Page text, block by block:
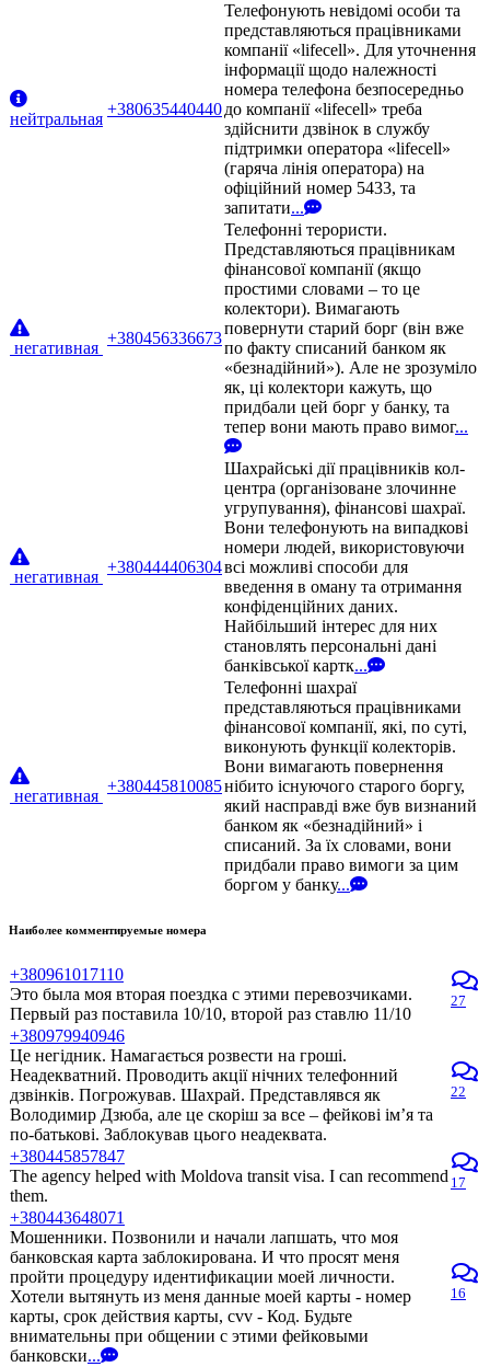
нейтральная
+380635440440
Телефонують невідомі особи та
представляються працівниками
компанії «lifecell». Для уточнення
інформації щодо належності
номера телефона безпосередньо
до компанії «lifecell» треба
здійснити дзвінок в службу
підтримки оператора «lifecell»
(гаряча лінія оператора) на
офіційний номер 5433, та
запитати...
негативная
+380456336673
Телефонні терористи.
Представляються працівникам
фінансової компанії (якщо
простими словами – то це
колектори). Вимагають
повернути старий борг (він вже
по факту списаний банком як
«безнадійний»). Але не зрозуміло
як, ці колектори кажуть, що
придбали цей борг у банку, та
тепер вони мають право вимог...
негативная
+380444406304
Шахрайські дії працівників кол-
центра (організоване злочинне
угрупування), фінансові шахраї.
Вони телефонують на випадкові
номери людей, використовуючи
всі можливі способи для
введення в оману та отримання
конфіденційних даних.
Найбільший інтерес для них
становлять персональні дані
банківської картк...
негативная
+380445810085
Телефонні шахраї
представляються працівниками
фінансової компанії, які, по суті,
виконують функції колекторів.
Вони вимагають повернення
нібито існуючого старого боргу,
який насправді вже був визнаний
банком як «безнадійний» і
списаний. За їх словами, вони
придбали право вимоги за цим
боргом у банку...
Наиболее комментируемые номера
+380961017110
Это была моя вторая поездка с этими перевозчиками.
Первый раз поставила 10/10, второй раз ставлю 11/10
27
+380979940946
Це негідник. Намагається розвести на гроші.
Неадекватний. Проводить акції нічних телефонний
дзвінків. Погрожував. Шахрай. Представлявся як
Володимир Дзюба, але це скоріш за все – фейкові ім’я та
по-батькові. Заблокував цього неадеквата.
22
+380445857847
The agency helped with Moldova transit visa. I can recommend
them.
17
+380443648071
Мошенники. Позвонили и начали лапшать, что моя
банковская карта заблокирована. И что просят меня
пройти процедуру идентификации моей личности.
Хотели вытянуть из меня данные моей карты - номер
карты, срок действия карты, cvv - Код. Будьте
внимательны при общении с этими фейковыми
банковски...
16